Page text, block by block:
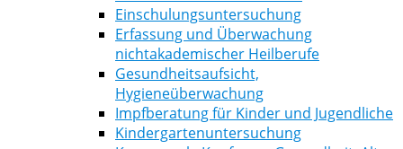
Einschulungsuntersuchung
Erfassung und Überwachung
nichtakademischer Heilberufe
Gesundheitsaufsicht,
Hygieneüberwachung
Impfberatung für Kinder und Jugendliche
Kindergartenuntersuchung